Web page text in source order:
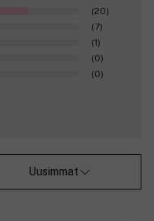
(20)
(7)
(1)
(0)
(0)
Uusimmat